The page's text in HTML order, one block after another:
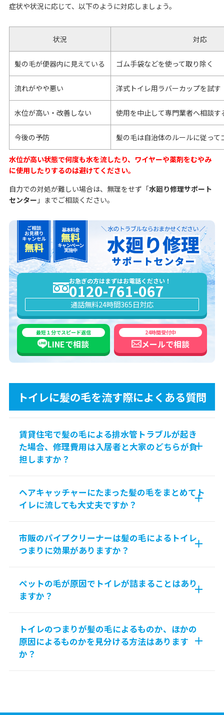
症状や状況に応じて、以下のように対応しましょう。
状況 対応
髪の毛が便器内に見えている ゴム手袋などを使って取り除く
流れがやや悪い 洋式トイレ用ラバーカップを試す
水位が高い・改善しない 使用を中止して専門業者へ相談す
今後の予防 髪の毛は自治体のルールに従っ
水位が高い状態で何度も水を流したり、ワイヤーや薬剤をむやみ
に使用したりするのは避けてください。
自力での対処が難しい場合は、無理をせず「水廻り修理サポート
センター 」までご相談ください。
お急ぎの方はまずはお電話ください！
0120-761-067
通話無料24時間365日対応
最短１分でスピード返信
LINEで相談
24時間受付中
メールで相談
トイレに髪の毛を流す際によくある質問
賃貸住宅で髪の毛による排水管トラブルが起き
た場合、修理費用は入居者と大家のどちらが負
担しますか？
ヘアキャッチャーにたまった髪の毛をまとめてト
イレに流しても大丈夫ですか？
市販のパイプクリーナーは髪の毛によるトイレ
つまりに効果がありますか？
ペットの毛が原因でトイレが詰まることはあり
ますか？
トイレのつまりが髪の毛によるものか、ほかの
原因によるものかを見分ける方法はあります
か？